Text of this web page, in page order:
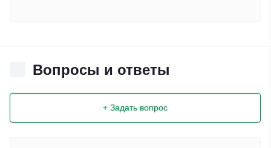
Вопросы и ответы
+ Задать вопрос